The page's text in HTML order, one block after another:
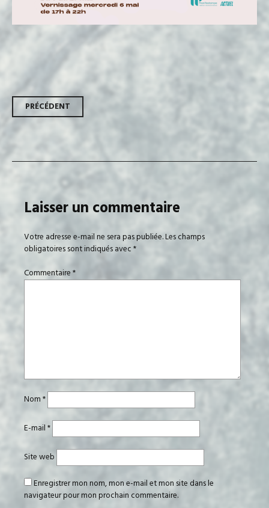
Navigation
des
articles
PRÉCÉDENT
Laisser un commentaire
Votre adresse e-mail ne sera pas publiée.Les champs
obligatoires sont indiqués avec*
Commentaire*
Nom*
E-mail*
Site web
Enregistrer mon nom, mon e-mail et mon site dans le
navigateur pour mon prochain commentaire.